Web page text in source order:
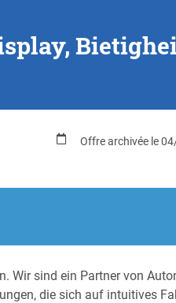
Offre archivée le
Wir sind ein Partner von
die sich auf intuitives